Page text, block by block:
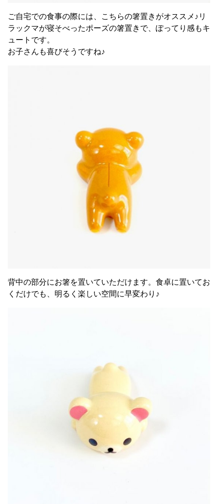
ご自宅での食事の際には、こちらの箸置きがオススメ♪リ
ラックマが寝そべったポーズの箸置きで、ぽってり感もキ
ュートです。
お子さんも喜びそうですね♪
背中の部分にお箸を置いていただけます。食卓に置いてお
くだけでも、明るく楽しい空間に早変わり♪